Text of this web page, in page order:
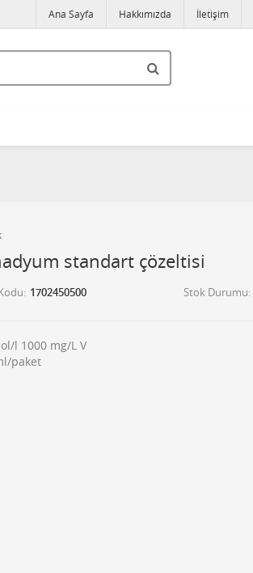
Ana Sayfa Hakkımızda İletişim
standart çözeltisi
1702450500 Stok Durumu
l 1000 mg/L V
paket